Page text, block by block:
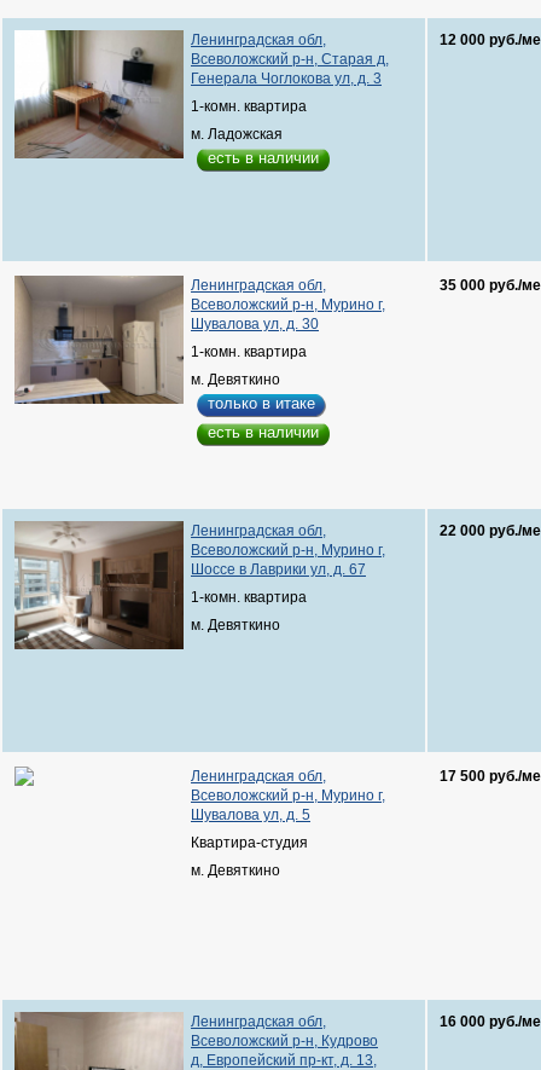
Ленинградская обл,
Всеволожский р-н, Старая д,
Генерала Чоглокова ул, д. 3
1-комн. квартира
м. Ладожская
есть в наличии
12 000 руб./
Ленинградская обл,
Всеволожский р-н, Мурино г,
Шувалова ул, д. 30
1-комн. квартира
м. Девяткино
только в итаке
есть в наличии
35 000 руб./
Ленинградская обл,
Всеволожский р-н, Мурино г,
Шоссе в Лаврики ул, д. 67
1-комн. квартира
м. Девяткино
22 000 руб./
Ленинградская обл,
Всеволожский р-н, Мурино г,
Шувалова ул, д. 5
Квартира-студия
м. Девяткино
17 500 руб./
Ленинградская обл,
Всеволожский р-н, Кудрово
д, Европейский пр-кт, д. 13,
16 000 руб./